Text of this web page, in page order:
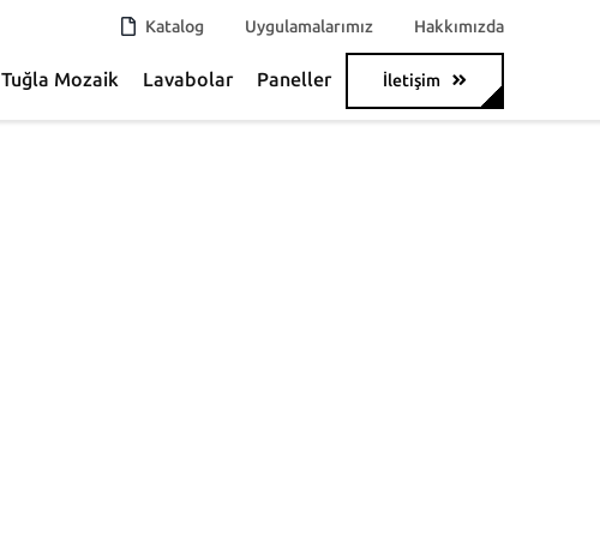
Katalog Uygulamalarımız Hakkımızda
Tuğla Mozaik Lavabolar Paneller İletişim